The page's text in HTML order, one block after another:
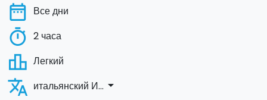
date_range Все дни
timer 2 часа
leaderboard Легкий
translate итальянский И... arrow_drop_down